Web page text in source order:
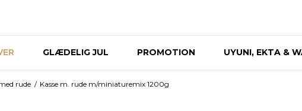
GLÆDELIG JUL PROMOTION UYUNI, EKTA &
rude / Kasse m. rude m/miniaturemix 1200g